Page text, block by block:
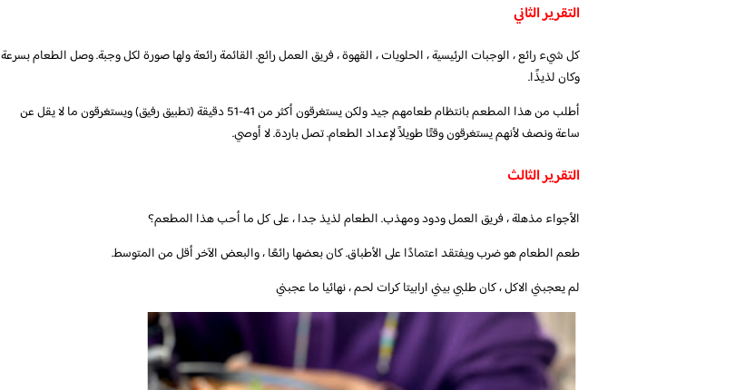
التقرير الثاني
كل شيء رائع ، الوجبات الرئيسية ، الحلويات ، القهوة ، فريق العمل رائع. القائمة رائعة ولها صورة لكل وجبة. وصل الطعام بسرعة
وكان لذيذًا.
أطلب من هذا المطعم بانتظام طعامهم جيد ولكن يستغرقون أكثر من 41-51 دقيقة (تطبيق رفيق) ويستغرقون ما لا يقل عن
ساعة ونصف لأنهم يستغرقون وقتًا طويلاً لإعداد الطعام. تصل باردة. لا أوصي.
التقرير الثالث
الأجواء مذهلة ، فريق العمل ودود ومهذب. الطعام لذيذ جدا ، على كل ما أحب هذا المطعم؟
طعم الطعام هو ضرب ويفتقد اعتمادًا على الأطباق. كان بعضها رائعًا ، والبعض الآخر أقل من المتوسط.
لم يعجبني الاكل ، كان طلبي بيني ارابيتا كرات لحم ، نهائيا ما عجبني